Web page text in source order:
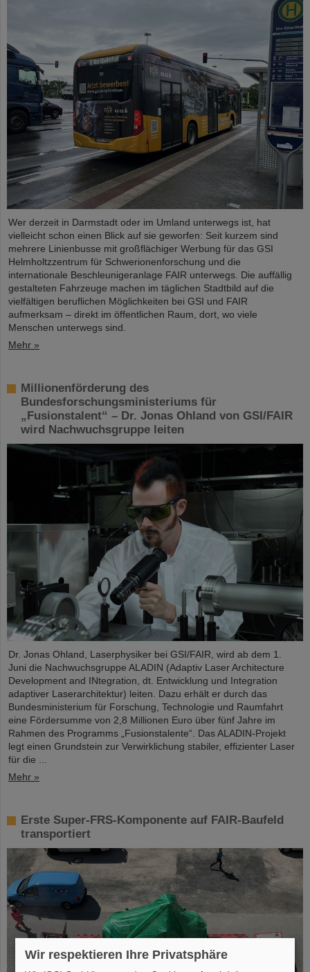
Wer derzeit in Darmstadt oder im Umland unterwegs ist, hat
vielleicht schon einen Blick auf sie geworfen: Seit kurzem sind
mehrere Linienbusse mit großflächiger Werbung für das GSI
Helmholtzzentrum für Schwerionenforschung und die
internationale Beschleunigeranlage FAIR unterwegs. Die auffällig
gestalteten Fahrzeuge machen im täglichen Stadtbild auf die
vielfältigen beruflichen Möglichkeiten bei GSI und FAIR
aufmerksam – direkt im öffentlichen Raum, dort, wo viele
Menschen unterwegs sind.
Mehr »
Millionenförderung des
Bundesforschungsministeriums für
„Fusionstalent“ – Dr. Jonas Ohland von GSI/FAIR
wird Nachwuchsgruppe leiten
Dr. Jonas Ohland, Laserphysiker bei GSI/FAIR, wird ab dem 1.
Juni die Nachwuchsgruppe ALADIN (Adaptiv Laser Architecture
Development and INtegration, dt. Entwicklung und Integration
adaptiver Laserarchitektur) leiten. Dazu erhält er durch das
Bundesministerium für Forschung, Technologie und Raumfahrt
eine Fördersumme von 2,8 Millionen Euro über fünf Jahre im
Rahmen des Programms „Fusionstalente“. Das ALADIN-Projekt
legt einen Grundstein zur Verwirklichung stabiler, effizienter Laser
für die ...
Mehr »
Erste Super-FRS-Komponente auf FAIR-Baufeld
transportiert
Wir respektieren Ihre Privatsphäre